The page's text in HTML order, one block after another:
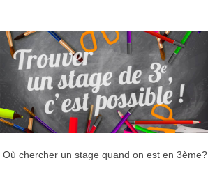
Où chercher un stage quand on est en 3ème?